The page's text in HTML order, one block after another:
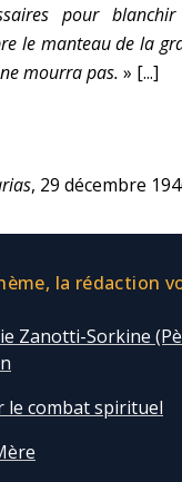
pour
le manteau de la
mourra pas. » [...]
, 29 décembre
la rédaction
Zanotti-Sorkine
le combat spirituel